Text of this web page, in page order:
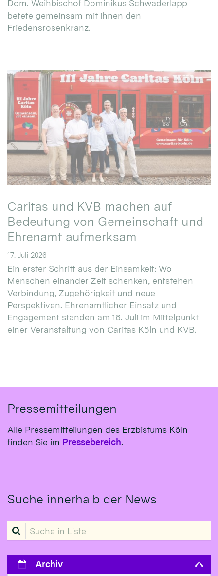
Dom. Weihbischof Dominikus Schwaderlapp
betete gemeinsam mit ihnen den
Friedensrosenkranz.
Caritas und KVB machen auf
Bedeutung von Gemeinschaft und
Ehrenamt aufmerksam
17. Juli 2026
Ein erster Schritt aus der Einsamkeit: Wo
Menschen einander Zeit schenken, entstehen
Verbindung, Zugehörigkeit und neue
Perspektiven. Ehrenamtlicher Einsatz und
Engagement standen am 16. Juli im Mittelpunkt
einer Veranstaltung von Caritas Köln und KVB.
Pressemitteilungen
Alle Pressemitteilungen des Erzbistums Köln
finden Sie im Pressebereich.
Suche innerhalb der News
Suche in Liste
Archiv